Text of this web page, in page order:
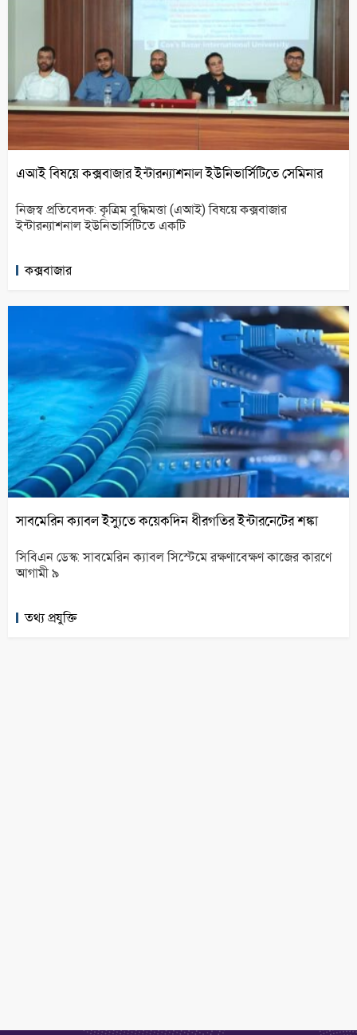
এআই বিষয়ে কক্সবাজার ইন্টারন্যাশনাল ইউনিভার্সিটিতে সেমিনার
নিজস্ব প্রতিবেদক: কৃত্রিম বুদ্ধিমত্তা (এআই) বিষয়ে কক্সবাজার
ইন্টারন্যাশনাল ইউনিভার্সিটিতে একটি
কক্সবাজার
সাবমেরিন ক্যাবল ইস্যুতে কয়েকদিন ধীরগতির ইন্টারনেটের শঙ্কা
সিবিএন ডেস্ক: সাবমেরিন ক্যাবল সিস্টেমে রক্ষণাবেক্ষণ কাজের কারণে
আগামী ৯
তথ্য প্রযুক্তি